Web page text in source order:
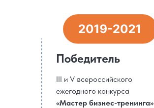
III и V всероссийского
ежегодного конкурса
«Мастер бизнес-тренинга»
Победитель